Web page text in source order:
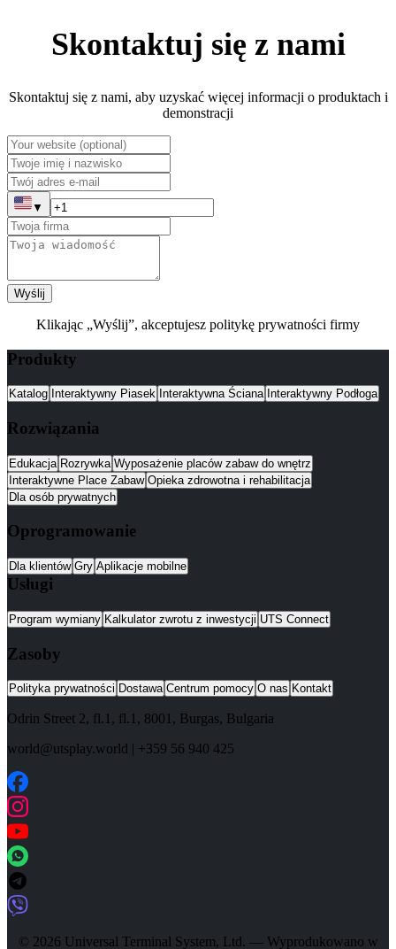
Skontaktuj się z nami
Skontaktuj się z nami, aby uzyskać więcej informacji o produktach i
demonstracji
▼
Wyślij
Klikając „Wyślij”, akceptujesz politykę prywatności firmy
Produkty
Katalog Interaktywny Piasek Interaktywna Ściana Interaktywny Podłoga
Rozwiązania
Edukacja Rozrywka Wyposażenie placów zabaw do wnętrz
Interaktywne Place Zabaw Opieka zdrowotna i rehabilitacja
Dla osób prywatnych
Oprogramowanie
Dla klientów Gry Aplikacje mobilne
Usługi
Program wymiany Kalkulator zwrotu z inwestycji UTS Connect
Zasoby
Polityka prywatności Dostawa Centrum pomocy O nas Kontakt
Odrin Street 2, fl.1 , fl.1, 8001 , Burgas, Bulgaria
world@utsplay.world | +359 56 940 425
© 2026 Universal Terminal System, Ltd. — Wyprodukowano w